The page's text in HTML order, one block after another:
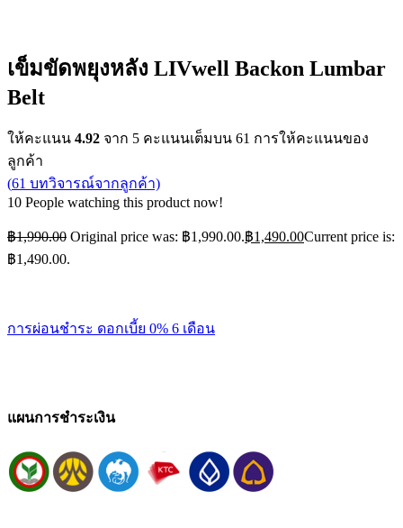
เข็มขัดพยุงหลัง LIVwell Backon Lumbar
Belt
ให้คะแนน 4.92 จาก 5 คะแนนเต็มบน 61 การให้คะแนนของ
ลูกค้า
(61 บทวิจารณ์จากลูกค้า)
10 People watching this product now!
฿1,990.00 Original price was: ฿1,990.00.฿1,490.00Current price is:
฿1,490.00.
การผ่อนชำระ ดอกเบี้ย 0% 6 เดือน
แผนการชำระเงิน